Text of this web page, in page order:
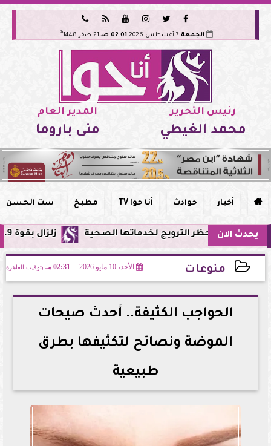






الجمعة 02:01 صـ 21 صفر 1448 هـ
رئيس التحرير
محمد الغيطي
المدير العام
منى باروما
 أخبار حوادث أنا حوا TV مطبخ ست الحسن
يحدث الآن زلزال بقوة 5.9 ريختر يشعر به سكان القاهرة وعدة محافظات.. مركزه شرق البحر المتوسط الترويج لخدماتها الصحية
منوعات الأحد، 10 مايو 2026 02:31 مـ بتوقيت القاهرة
2026-05-10 14:31:04
الحواجب الكثيفة.. أحدث صيحات
الموضة ونصائح لتكثيفها بطرق
طبيعية